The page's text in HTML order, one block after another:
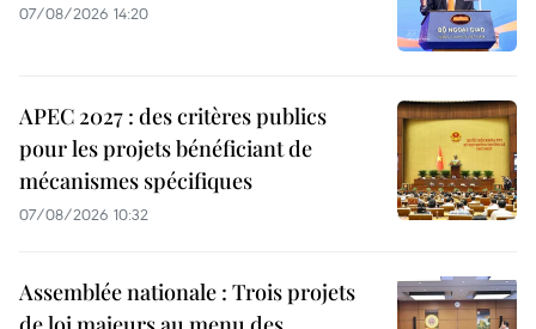
07/08/2026 14:20
APEC 2027 : des critères publics
pour les projets bénéficiant de
mécanismes spécifiques
07/08/2026 10:32
Assemblée nationale : Trois projets